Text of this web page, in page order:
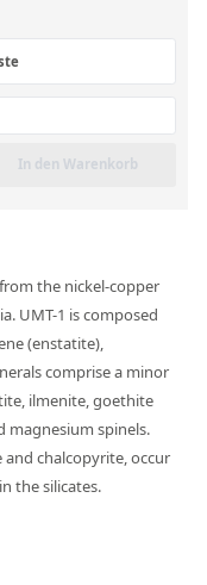
In den Warenkorb
the nickel-copper
UMT-1 is composed
(enstatite),
comprise a minor
ilmenite, goethite
magnesium spinels.
chalcopyrite, occur
the silicates.